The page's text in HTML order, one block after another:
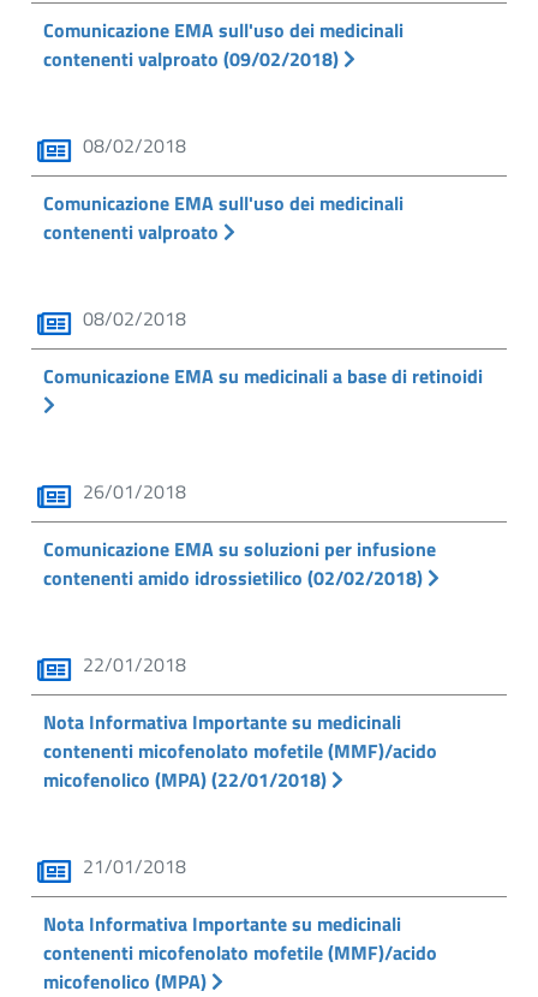
Comunicazione EMA sull'uso dei medicinali
contenenti valproato (09/02/2018)
08/02/2018
Comunicazione EMA sull'uso dei medicinali
contenenti valproato
08/02/2018
Comunicazione EMA su medicinali a base di retinoidi
26/01/2018
Comunicazione EMA su soluzioni per infusione
contenenti amido idrossietilico (02/02/2018)
22/01/2018
Nota Informativa Importante su medicinali
contenenti micofenolato mofetile (MMF)/acido
micofenolico (MPA) (22/01/2018)
21/01/2018
Nota Informativa Importante su medicinali
contenenti micofenolato mofetile (MMF)/acido
micofenolico (MPA)